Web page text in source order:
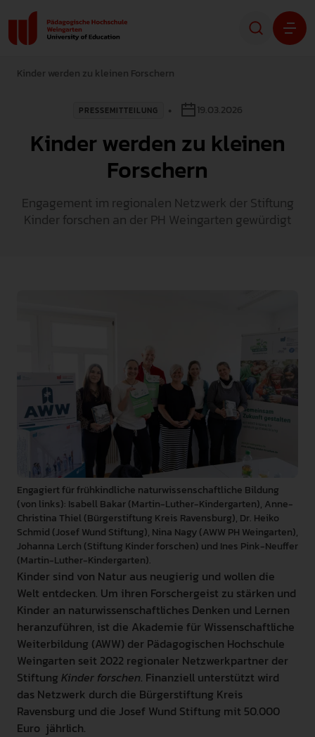
Hochschule
GEBÄRDENSPRACHE
LEICHTE SPRACHE
Kinder werden zu kleinen Forschern
PRESSEMITTEILUNG 19.03.2026
Kinder werden zu kleinen
Forschern
Engagement im regionalen Netzwerk der Stiftung
Kinder forschen an der PH Weingarten gewürdigt
Engagiert für frühkindliche naturwissenschaftliche Bildung
(von links): Isabell Bakar (Martin-Luther-Kindergarten), Anne-
Christina Thiel (Bürgerstiftung Kreis Ravensburg), Dr. Heiko
Schmid (Josef Wund Stiftung), Nina Nagy (AWW PH Weingarten),
Johanna Lerch (Stiftung Kinder forschen) und Ines Pink-Neuffer
(Martin-Luther-Kindergarten).
Kinder sind von Natur aus neugierig und wollen die
Welt entdecken. Um ihren Forschergeist zu stärken und
Kinder an naturwissenschaftliches Denken und Lernen
heranzuführen, ist die Akademie für Wissenschaftliche
Weiterbildung (AWW) der Pädagogischen Hochschule
Weingarten seit 2022 regionaler Netzwerkpartner der
Stiftung Kinder forschen. Finanziell unterstützt wird
das Netzwerk durch die Bürgerstiftung Kreis
Ravensburg und die Josef Wund Stiftung mit 50.000
Euro jährlich.